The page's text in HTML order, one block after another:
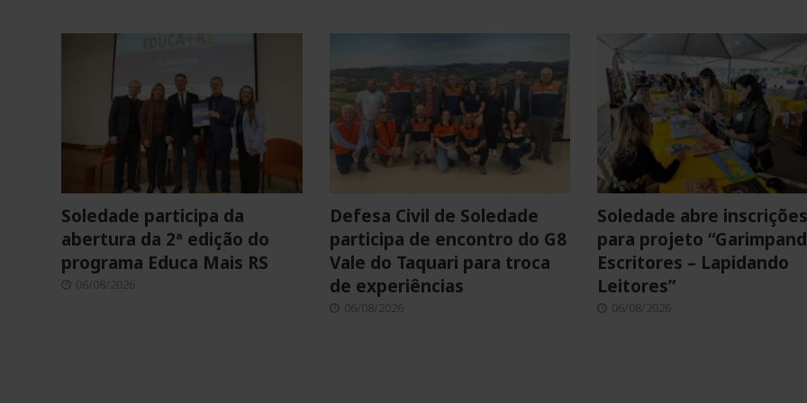
Soledade participa da
abertura da 2ª edição do
programa Educa Mais RS
06/08/2026
Defesa Civil de Soledade
participa de encontro do G8
Vale do Taquari para troca
de experiências
06/08/2026
Soledade abre
para projeto
Escritores – Lapidando
Leitores”
06/08/2026